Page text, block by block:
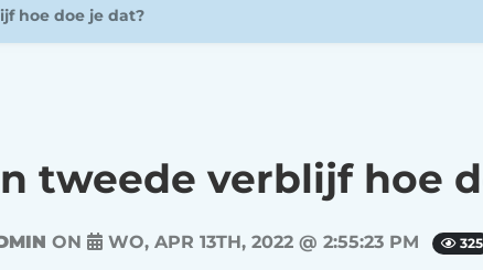
hoe doe je dat?
tweede verblijf hoe
ON WO, APR 13TH, 2022 @ 2:55:23 PM 325